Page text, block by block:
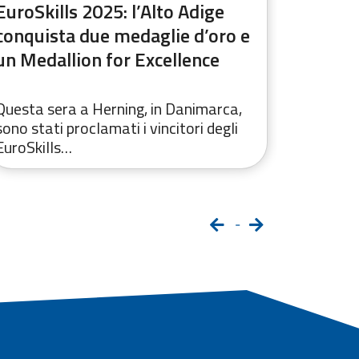
2025: l’Alto Adige
due medaglie d’oro e
Medallion for Excellence
sera a Herning, in Danimarca,
stati proclamati i vincitori degli
-